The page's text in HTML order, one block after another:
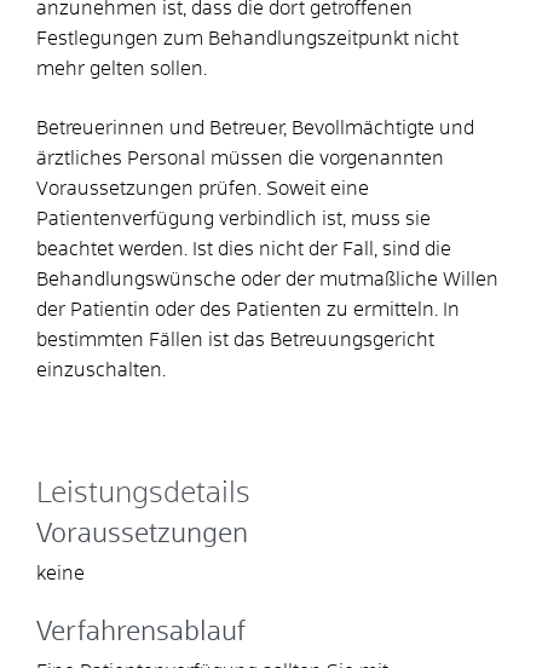
anzunehmen ist, dass die dort getroffenen
Festlegungen zum Behandlungszeitpunkt nicht
mehr gelten sollen.
Betreuerinnen und Betreuer, Bevollmächtigte und
ärztliches Personal müssen die vorgenannten
Voraussetzungen prüfen. Soweit eine
Patientenverfügung verbindlich ist, muss sie
beachtet werden. Ist dies nicht der Fall, sind die
Behandlungswünsche oder der mutmaßliche Willen
der Patientin oder des Patienten zu ermitteln. In
bestimmten Fällen ist das Betreuungsgericht
einzuschalten.
Leistungsdetails
Voraussetzungen
keine
Verfahrensablauf